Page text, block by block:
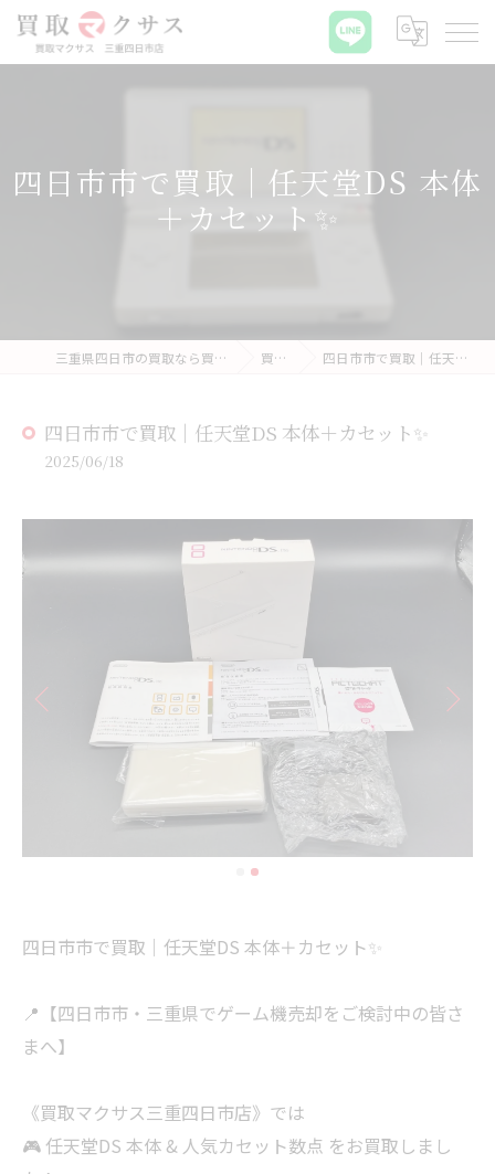
四日市市で買取｜任天堂DS 本体
＋カセット✨
三重県四日市の買取なら買取マクサス 三重四日市店 買取実績 四日市市で買取｜任天堂DS 本体＋カセット✨
四日市市で買取｜任天堂DS 本体＋カセット✨
2025/06/18
四日市市で買取｜任天堂DS 本体＋カセット✨
📍【四日市市・三重県でゲーム機売却をご検討中の皆さ
まへ】
《買取マクサス三重四日市店》では
🎮 任天堂DS 本体 & 人気カセット数点 をお買取しまし